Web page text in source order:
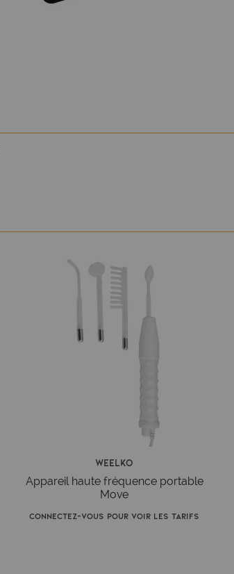
Weelko
Appareil haute fréquence portable
Move
Connectez-vous pour voir les tarifs